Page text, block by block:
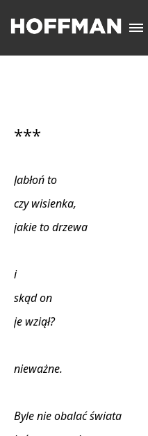
***
Jabłoń to
czy wisienka,
jakie to drzewa
i
skąd on
je wziął?
nieważne.
Byle nie obalać świata